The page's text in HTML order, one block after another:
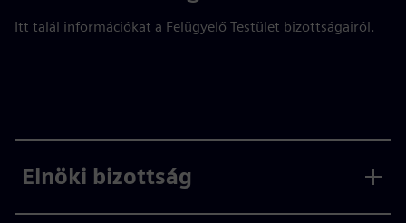
Itt talál információkat a Felügyelő Testület bizottságairól.
Elnöki bizottság